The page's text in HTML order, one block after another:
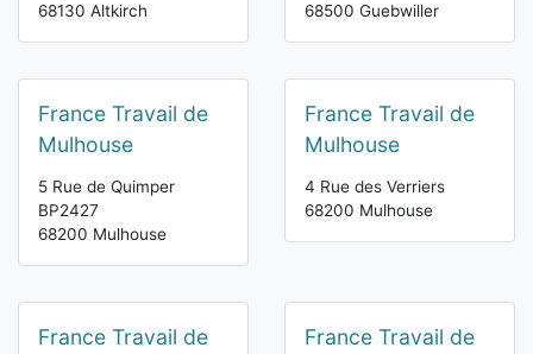
68130 Altkirch
68500 Guebwiller
France Travail de
Mulhouse
5 Rue de Quimper
BP2427
68200 Mulhouse
France Travail de
Mulhouse
4 Rue des Verriers
68200 Mulhouse
France Travail de
France Travail de